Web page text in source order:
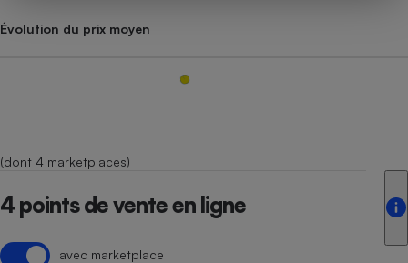
Évolution du prix moyen
(dont 4 marketplaces)
4 points de vente en ligne
avec marketplace